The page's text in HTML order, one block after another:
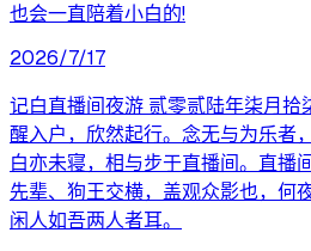
也会一直陪着小白的!
2026/7/17
记白直播间夜游 贰零贰陆年柒月拾
醒入户，欣然起行。念无与为乐者
白亦未寝，相与步于直播间。直播
先辈、狗王交横，盖观众影也，何
闲人如吾两人者耳。